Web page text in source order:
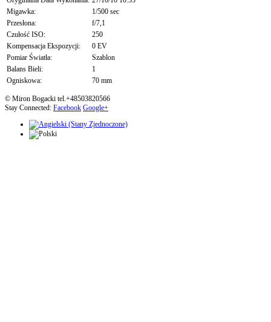
Migawka:
1/500 sec
Przesłona:
f/7,1
Czułość ISO:
250
Kompensacja Ekspozycji:
0 EV
Pomiar Światła:
Szablon
Balans Bieli:
1
Ogniskowa:
70 mm
© Miron Bogacki tel.+48503820566
Stay Connected: Facebook Google+